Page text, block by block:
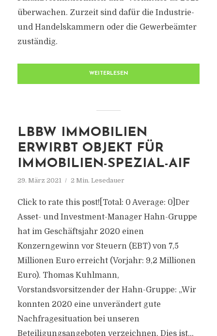
überwachen. Zurzeit sind dafür die Industrie-
und Handelskammern oder die Gewerbeämter
zuständig.
WEITERLESEN
LBBW IMMOBILIEN
ERWIRBT OBJEKT FÜR
IMMOBILIEN-SPEZIAL-AIF
29. März 2021 2 Min. Lesedauer
Click to rate this post![Total: 0 Average: 0]Der
Asset- und Investment-Manager Hahn-Gruppe
hat im Geschäftsjahr 2020 einen
Konzerngewinn vor Steuern (EBT) von 7,5
Millionen Euro erreicht (Vorjahr: 9,2 Millionen
Euro). Thomas Kuhlmann,
Vorstandsvorsitzender der Hahn-Gruppe: „Wir
konnten 2020 eine unverändert gute
Nachfragesituation bei unseren
Beteiligungsangeboten verzeichnen. Dies ist...